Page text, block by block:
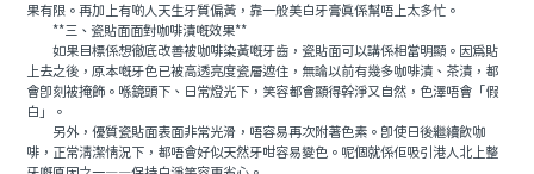
果有限。再加上有啲人天生牙質偏黃，靠一般美白牙膏真係幫唔上太多忙。
**三、瓷貼面面對咖啡漬嘅效果**
如果目標係想徹底改善被咖啡染黃嘅牙齒，瓷貼面可以講係相當明顯。因爲貼
上去之後，原本嘅牙色已被高透亮度瓷層遮住，無論以前有幾多咖啡漬、茶漬，都
會即刻被掩飾。喺鏡頭下、日常燈光下，笑容都會顯得幹淨又自然，色澤唔會「假
白」。
另外，優質瓷貼面表面非常光滑，唔容易再次附著色素。即使日後繼續飲咖
啡，正常清潔情況下，都唔會好似天然牙咁容易變色。呢個就係佢吸引港人北上整